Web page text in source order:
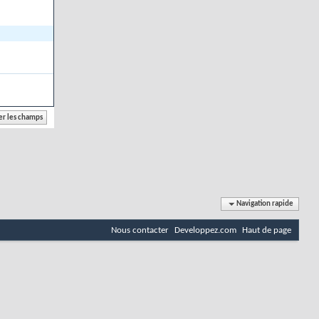
Navigation rapide
Nous contacter Developpez.com Haut de page